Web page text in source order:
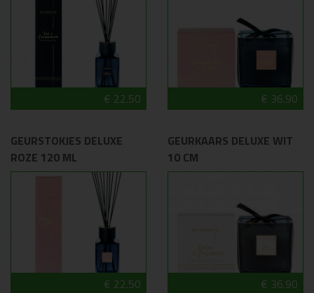
€ 22.50 € 36.90
GEURSTOKJES DELUXE
ROZE 120 ML
€ 22.50
GEURKAARS DELUXE WIT
10 CM
€ 36.90